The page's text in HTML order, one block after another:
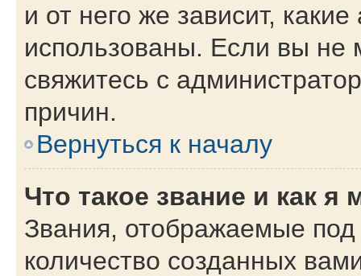
и от него же зависит,
использованы. Если вы не
свяжитесь с
причин.
Вернуться к началу
Что такое звание и как я
Звания, отображаемые
количество созданных